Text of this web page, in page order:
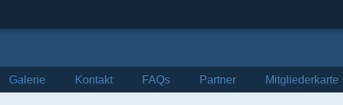
Galerie Kontakt FAQs Partner Mitgliederkarte